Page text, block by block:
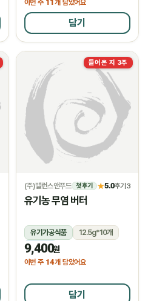
이번 주 11 개 담았어요
담기
들어온 지 3주
(주)밸런스앤푸드 첫 후기 ★5.0후기 3
유기농 무염 버터
유기가공식품
12.5g*10개
냉장
9,400원
이번 주 14개 담았어요
담기